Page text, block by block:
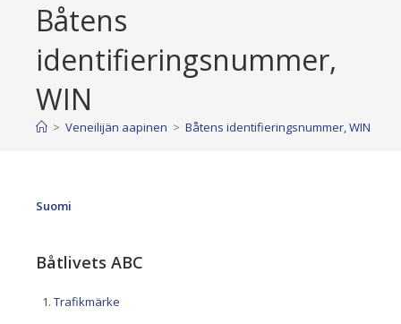
Båtens
identifieringsnummer,
WIN
> Veneilijän aapinen > Båtens identifieringsnummer, WIN
Suomi
Båtlivets ABC
Trafikmärke